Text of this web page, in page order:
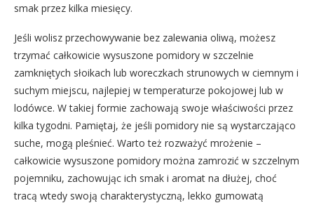
smak przez kilka miesięcy.
Jeśli wolisz przechowywanie bez zalewania oliwą, możesz
trzymać całkowicie wysuszone pomidory w szczelnie
zamkniętych słoikach lub woreczkach strunowych w ciemnym i
suchym miejscu, najlepiej w temperaturze pokojowej lub w
lodówce. W takiej formie zachowają swoje właściwości przez
kilka tygodni. Pamiętaj, że jeśli pomidory nie są wystarczająco
suche, mogą pleśnieć. Warto też rozważyć mrożenie –
całkowicie wysuszone pomidory można zamrozić w szczelnym
pojemniku, zachowując ich smak i aromat na dłużej, choć
tracą wtedy swoją charakterystyczną, lekko gumowatą